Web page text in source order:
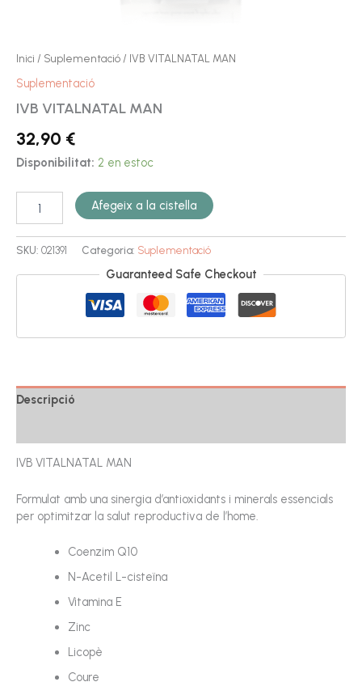
Inici / Suplementació/ IVB VITALNATAL MAN
Suplementació
IVB VITALNATAL MAN
32,90 €
Disponibilitat: 2 en estoc
Afegeix a la cistella
SKU: 021391 Categoria: Suplementació
Guaranteed Safe Checkout
Descripció
IVB VITALNATAL MAN
Formulat amb una sinergia d’antioxidants i minerals essencials
per optimitzar la salut reproductiva de l’home.
Coenzim Q10
N-Acetil L-cisteïna
Vitamina E
Zinc
Licopè
Coure